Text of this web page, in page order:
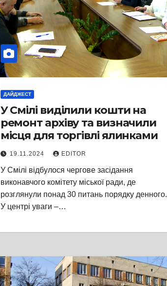
ДАЙДЖЕСТ
У Смілі виділили кошти на
ремонт архіву та визначили
місця для торгівлі ялинками
19.11.2024 EDITOR
У Смілі відбулося чергове засідання
виконавчого комітету міської ради, де
розглянули понад 30 питань порядку денного.
У центрі уваги –…